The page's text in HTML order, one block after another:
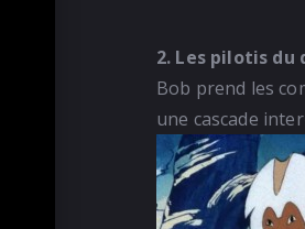
2. Les pilotis du
Bob prend les
une cascade